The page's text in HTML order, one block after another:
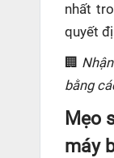
nhất
quyết
🏢
bằng
Mẹo
máy